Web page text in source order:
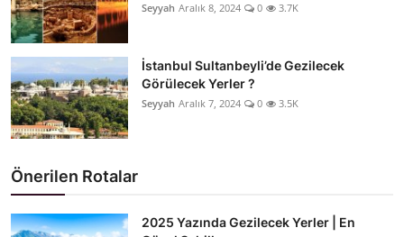
Seyyah Aralık 8, 2024 0 3.7K
İstanbul Sultanbeyli’de Gezilecek
Görülecek Yerler ?
Seyyah Aralık 7, 2024 0 3.5K
Önerilen Rotalar
2025 Yazında Gezilecek Yerler | En